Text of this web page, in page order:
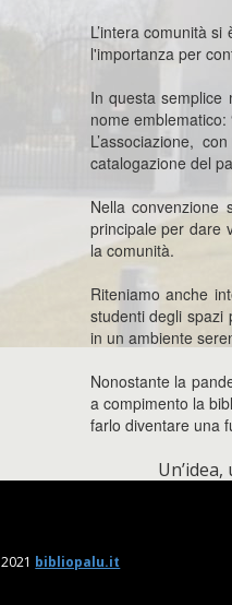
L’intera comunità
l'importanza per
In questa
nome emblematico:
L’associazione,
catalogazione del
Nella convenzione
principale per dare
la comunità.
Riteniamo anche
studenti degli spazi
in un ambiente
Nonostante la
a compimento la
farlo diventare una
bibliopalu.it